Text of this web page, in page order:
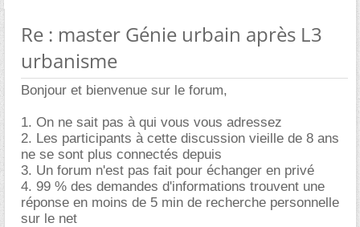
Re : master Génie urbain après L3
urbanisme
Bonjour et bienvenue sur le forum,
1. On ne sait pas à qui vous vous adressez
2. Les participants à cette discussion vieille de 8 ans
ne se sont plus connectés depuis
3. Un forum n'est pas fait pour échanger en privé
4. 99 % des demandes d'informations trouvent une
réponse en moins de 5 min de recherche personnelle
sur le net